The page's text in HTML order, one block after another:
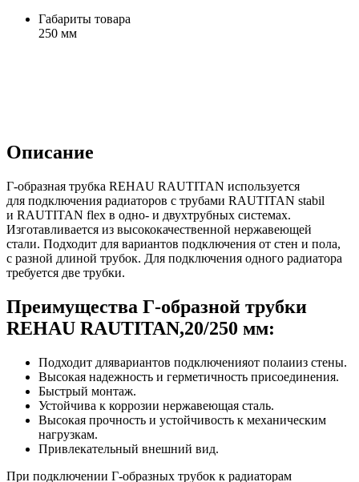
Габариты товара
250 мм
Описание
Г-образная трубка REHAU RAUTITAN используется
для подключения радиаторов с трубами RAUTITAN stabil
и RAUTITAN flex в одно- и двухтрубных системах.
Изготавливается из высококачественной нержавеющей
стали. Подходит для вариантов подключения от стен и пола,
с разной длиной трубок. Для подключения одного радиатора
требуется две трубки.
Преимущества Г-образной трубки
REHAU RAUTITAN,20/250 мм:
Подходит длявариантов подключенияот полаииз стены.
Высокая надежность и герметичность присоединения.
Быстрый монтаж.
Устойчива к коррозии нержавеющая сталь.
Высокая прочность и устойчивость к механическим
нагрузкам.
Привлекательный внешний вид.
При подключении Г-образных трубок к радиаторам